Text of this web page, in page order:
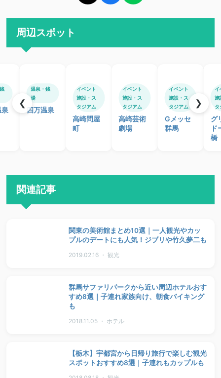
周辺スポット
温泉・銭
湯
四万温泉
イベント
施設・ス
タジアム
高崎問屋
町
イベント
施設・ス
タジアム
高崎芸術
劇場
イベント
施設・ス
タジアム
Gメッセ
群馬
イ
施
タ
グ
ド
橋
❮ ❯
関連記事
関東の美術館まとめ10選｜一人観光やカッ
プルのデートにも人気！ジブリや竹久夢二も
2019.02.16 ・ 観光
群馬サファリパークから近い周辺ホテルおす
すめ8選｜子連れ家族向け、朝食バイキング
も
2018.11.05 ・ ホテル
【栃木】宇都宮から日帰り旅行で楽しむ観光
スポットおすすめ8選｜子連れもカップルも